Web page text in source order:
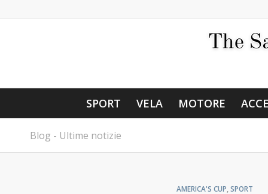
SPORT VELA MOTORE
Blog - Ultime notizie
AMERICA'S CUP ,SPORT